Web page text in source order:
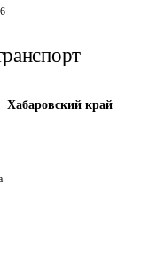
Хабаровский край